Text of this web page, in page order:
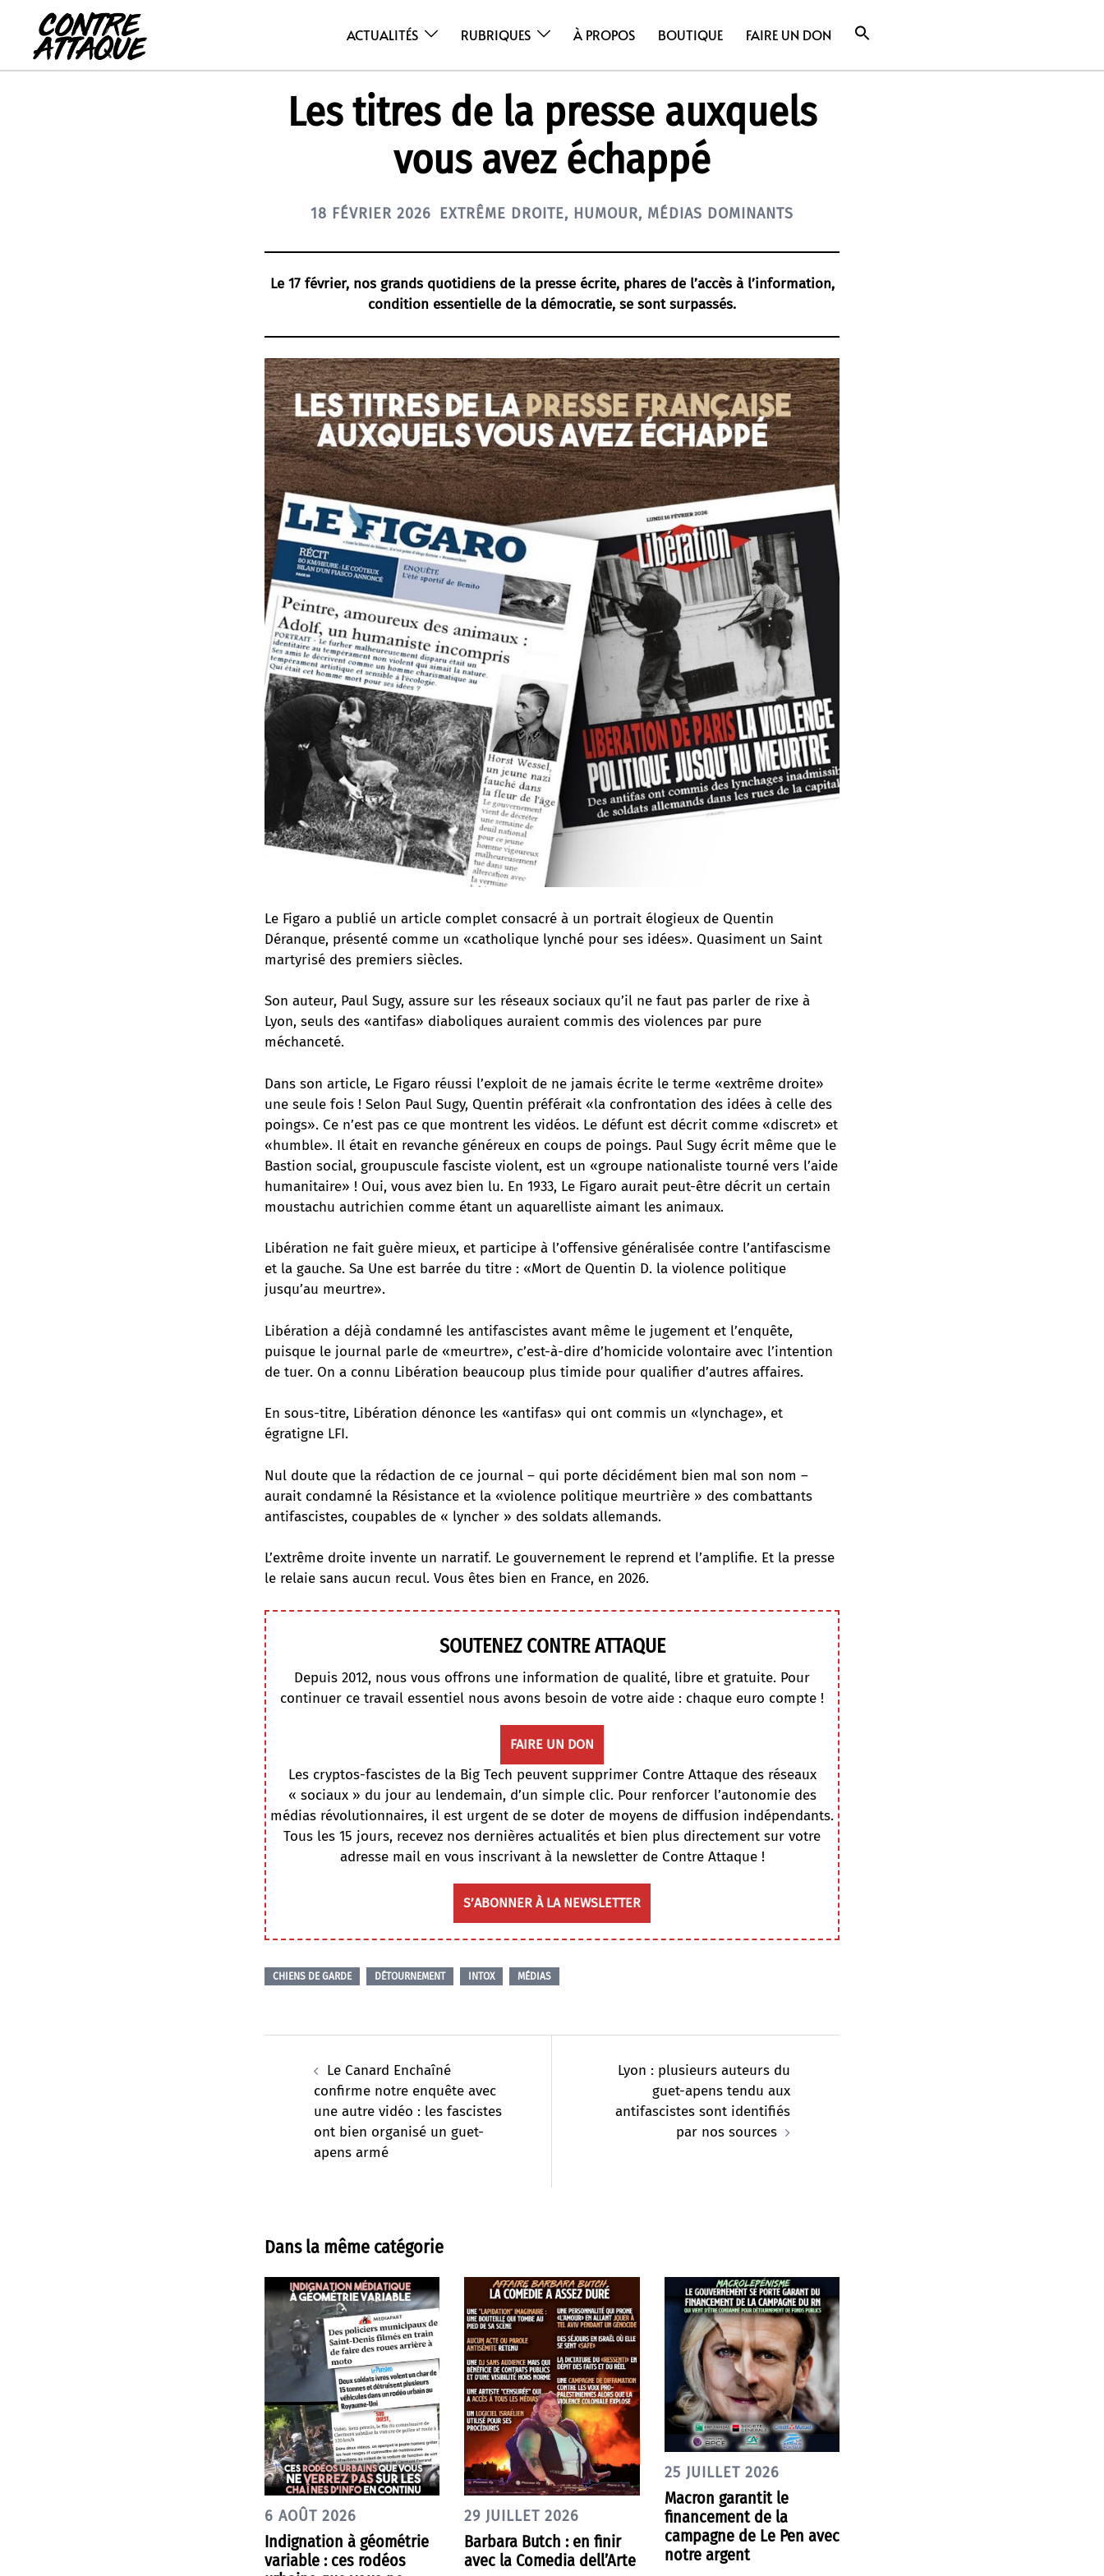
contenu
ACTUALITÉS RUBRIQUES À PROPOS BOUTIQUE FAIRE UN DON
Les titres de la presse auxquels
vous avez échappé
18 FÉVRIER 2026 EXTRÊME DROITE, HUMOUR, MÉDIAS DOMINANTS
Le 17 février, nos grands quotidiens de la presse écrite, phares de l’accès à l’information,
condition essentielle de la démocratie, se sont surpassés.
Le Figaro a publié un article complet consacré à un portrait élogieux de Quentin
Déranque, présenté comme un «catholique lynché pour ses idées». Quasiment un Saint
martyrisé des premiers siècles.
Son auteur, Paul Sugy, assure sur les réseaux sociaux qu’il ne faut pas parler de rixe à
Lyon, seuls des «antifas» diaboliques auraient commis des violences par pure
méchanceté.
Dans son article, Le Figaro réussi l’exploit de ne jamais écrite le terme «extrême droite»
une seule fois ! Selon Paul Sugy, Quentin préférait «la confrontation des idées à celle des
poings». Ce n’est pas ce que montrent les vidéos. Le défunt est décrit comme «discret» et
«humble». Il était en revanche généreux en coups de poings. Paul Sugy écrit même que le
Bastion social, groupuscule fasciste violent, est un «groupe nationaliste tourné vers l’aide
humanitaire» ! Oui, vous avez bien lu. En 1933, Le Figaro aurait peut-être décrit un certain
moustachu autrichien comme étant un aquarelliste aimant les animaux.
Libération ne fait guère mieux, et participe à l’offensive généralisée contre l’antifascisme
et la gauche. Sa Une est barrée du titre : «Mort de Quentin D. la violence politique
jusqu’au meurtre».
Libération a déjà condamné les antifascistes avant même le jugement et l’enquête,
puisque le journal parle de «meurtre», c’est-à-dire d’homicide volontaire avec l’intention
de tuer. On a connu Libération beaucoup plus timide pour qualifier d’autres affaires.
En sous-titre, Libération dénonce les «antifas» qui ont commis un «lynchage», et
égratigne LFI.
Nul doute que la rédaction de ce journal – qui porte décidément bien mal son nom –
aurait condamné la Résistance et la «violence politique meurtrière » des combattants
antifascistes, coupables de « lyncher » des soldats allemands.
L’extrême droite invente un narratif. Le gouvernement le reprend et l’amplifie. Et la presse
le relaie sans aucun recul. Vous êtes bien en France, en 2026.
SOUTENEZ CONTRE ATTAQUE
Depuis 2012, nous vous offrons une information de qualité, libre et gratuite. Pour
continuer ce travail essentiel nous avons besoin de votre aide : chaque euro compte !
FAIRE UN DON
Les cryptos-fascistes de la Big Tech peuvent supprimer Contre Attaque des réseaux
« sociaux » du jour au lendemain, d’un simple clic. Pour renforcer l’autonomie des
médias révolutionnaires, il est urgent de se doter de moyens de diffusion indépendants.
Tous les 15 jours, recevez nos dernières actualités et bien plus directement sur votre
adresse mail en vous inscrivant à la newsletter de Contre Attaque !
S’ABONNER À LA NEWSLETTER
CHIENS DE GARDE DÉTOURNEMENT INTOX MÉDIAS
d’articleLe Canard Enchaîné
confirme notre enquête avec
une autre vidéo : les fascistes
ont bien organisé un guet-
apens armé
Lyon : plusieurs auteurs du
guet-apens tendu aux
antifascistes sont identifiés
par nos sources
Dans la même catégorie
6 AOÛT 2026
Indignation à géométrie
variable : ces rodéos
29 JUILLET 2026
Barbara Butch : en finir
avec la Comedia dell’Arte
25 JUILLET 2026
Macron garantit le
financement de la
campagne de Le Pen avec
notre argent